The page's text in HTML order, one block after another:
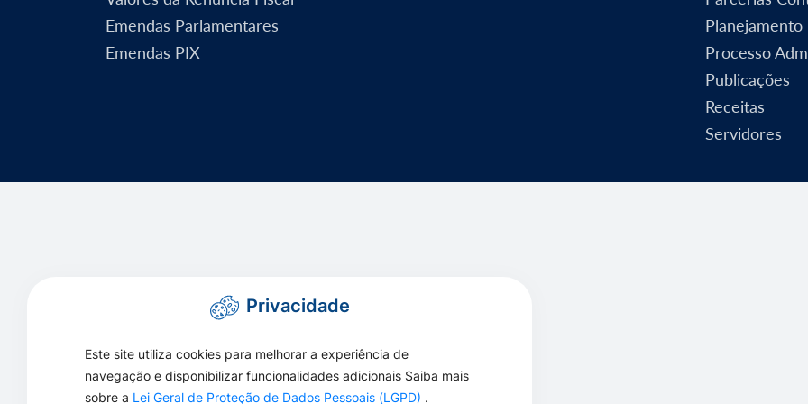
Emendas Parlamentares
Emendas PIX
Planejamento
Processo
Publicações
Receitas
Servidores
Privacidade
Este site utiliza cookies para melhorar a experiência de
navegação e disponibilizar funcionalidades adicionais Saiba mais
sobre a Lei Geral de Proteção de Dados Pessoais (LGPD) .